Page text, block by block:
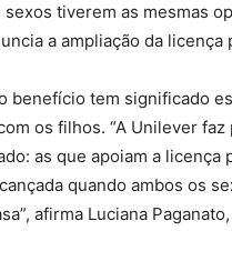
tiverem as mesmas
a ampliação da
benefício tem significado
os filhos. “A Unilever
as que apoiam a
quando ambos os
afirma Luciana